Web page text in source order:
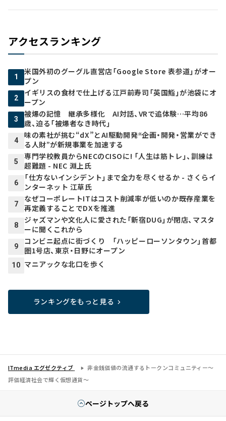
アクセスランキング
1
米国外初のグーグル直営店「Google Store 表参道」がオー
プン
2
イギリスの食材で仕上げる江戸前寿司「英国鮨」が池袋にオ
ープン
3
被爆の記憶 継承多様化 AI対話、VRで追体験…平均86
歳、迫る「被爆者なき時代」
4
味の素社が挑む“dX”とAI駆動開発――“企画・開発・営業ができ
る人財”が新規事業を加速する
5
専門学校教員からNECのCISOに! 「人生は筋トレ」、訓練は
超難題 - NEC 淵上氏
6
「仕方ないインシデント」まで全力を尽くせるか - さくらイ
ンターネット 江草氏
7
なぜコーポレートITはコスト削減率が低いのか――既存産業を
再定義することでDXを推進
8
ジャズマンや文化人に愛された「新宿DUG」が閉店、マスタ
ーに聞くこれから
9
コンビニ起点に街づくり 「ハッピーローソンタウン」首都
圏1号店、東京・日野にオープン
10 マニアックな北口を歩く
ランキングをもっと見る
ITmedia エグゼクティブ
非金銭価値の流通するトークンコミュニティー～
評価経済社会で輝く仮想通貨～
ページトップへ戻る